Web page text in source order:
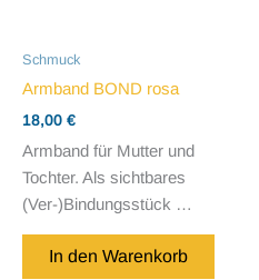
Schmuck
Armband BOND rosa
18,00 €
Armband für Mutter und
Tochter. Als sichtbares
(Ver-)Bindungsstück …
In den Warenkorb